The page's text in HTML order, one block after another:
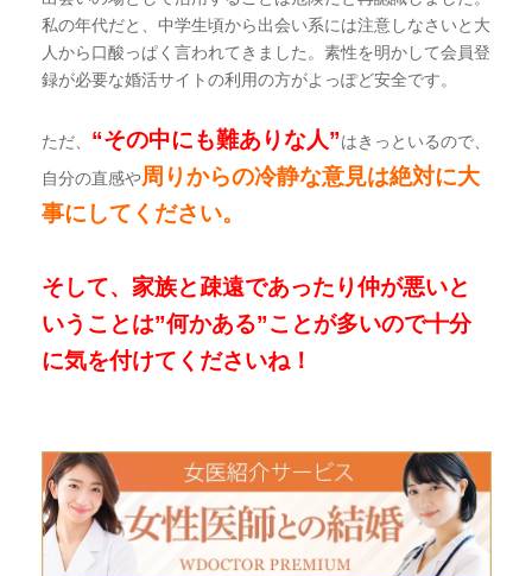
私の年代だと、中学生頃から出会い系には注意しなさいと大
人から口酸っぱく言われてきました。素性を明かして会員登
録が必要な婚活サイトの利用の方がよっぽど安全です。
ただ、 “その中にも難ありな人”はきっといるので、
自分の直感や周りからの冷静な意見は絶対に大
事にしてください。
そして、家族と疎遠であったり仲が悪いと
いうことは”何かある”ことが多いので十分
に気を付けてくださいね！